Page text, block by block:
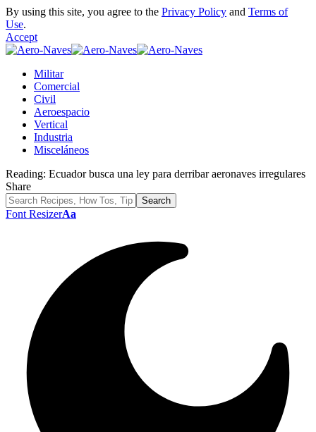
By using this site, you agree to the Privacy Policy and Terms of
Use.
Accept
Militar
Comercial
Civil
Aeroespacio
Vertical
Industria
Misceláneos
Reading: Ecuador busca una ley para derribar aeronaves irregulares
Share
Font ResizerAa